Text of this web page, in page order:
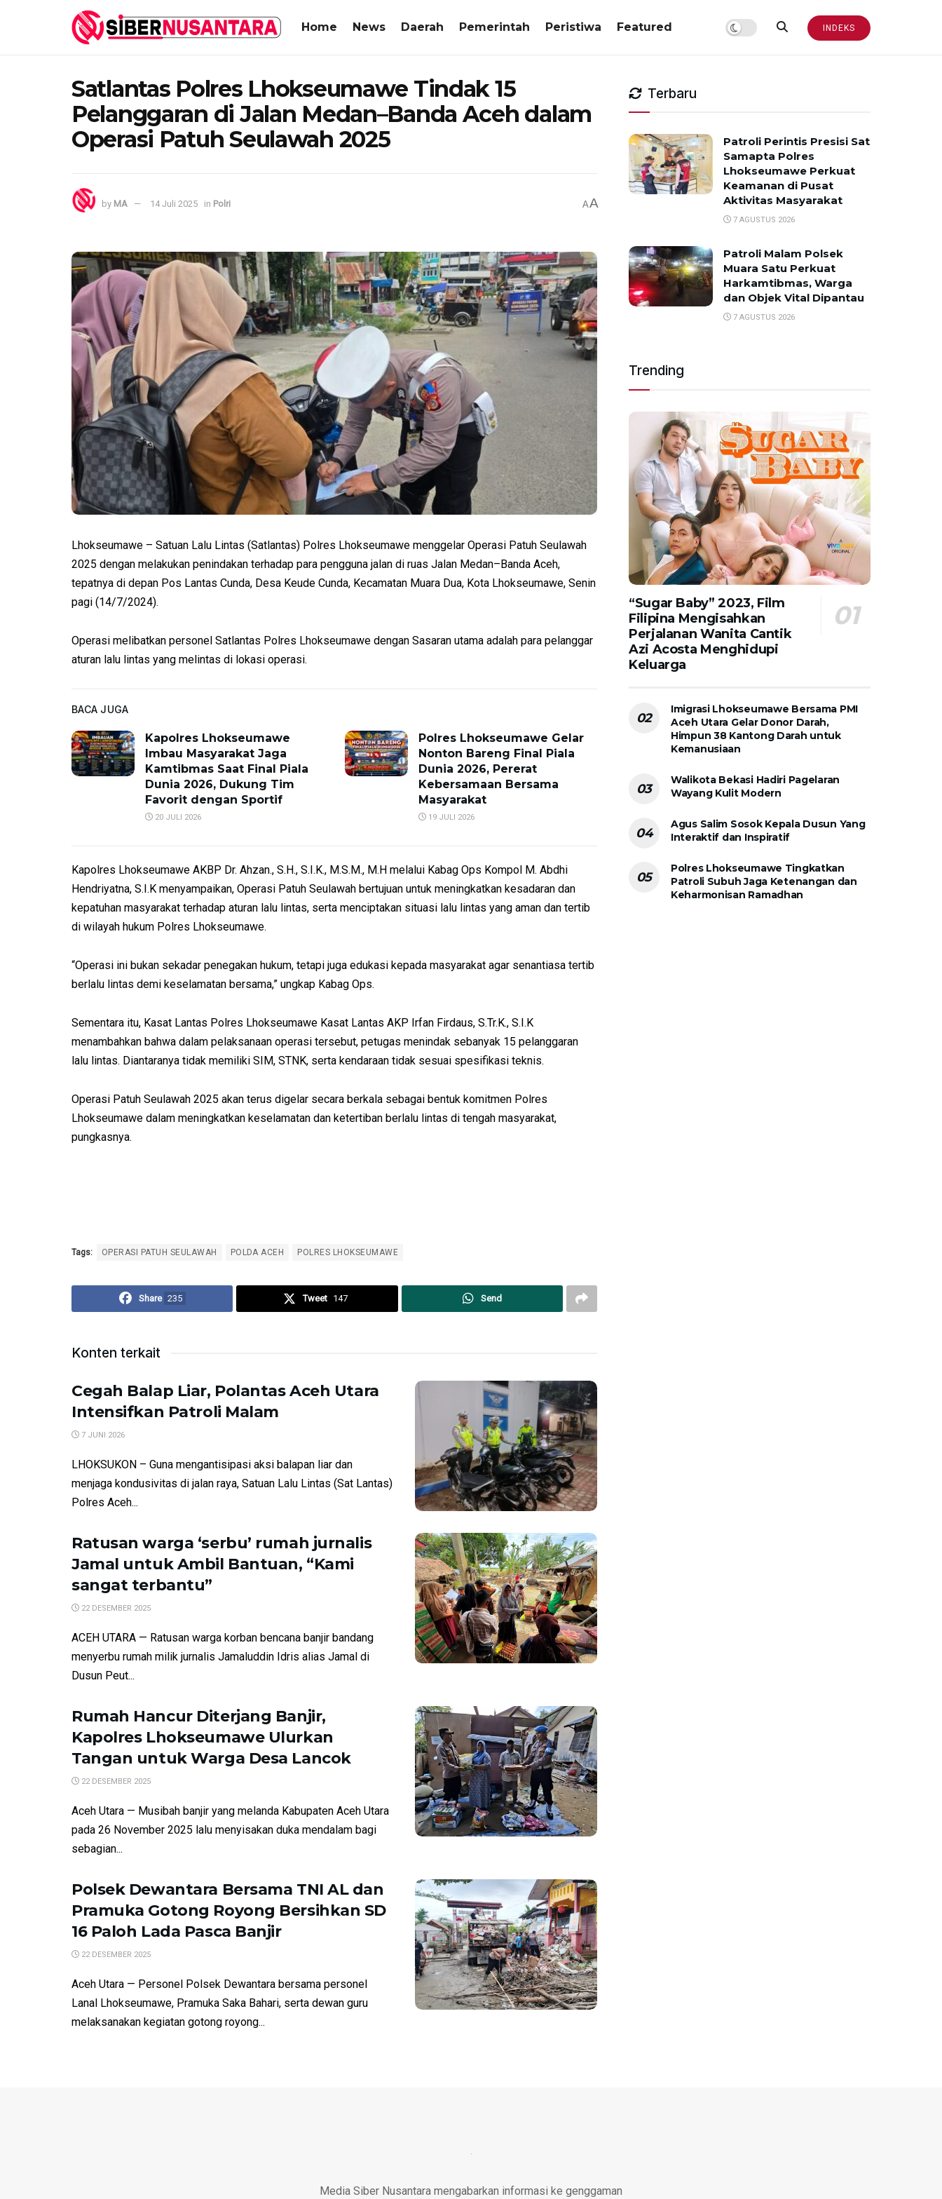
Home News Daerah Pemerintah Peristiwa Featured INDEKS
Satlantas Polres Lhokseumawe Tindak 15
Pelanggaran di Jalan Medan–Banda Aceh dalam
Operasi Patuh Seulawah 2025
by MA 14 Juli 2025 in Polri AA
Lhokseumawe – Satuan Lalu Lintas (Satlantas) Polres Lhokseumawe menggelar Operasi Patuh Seulawah
2025 dengan melakukan penindakan terhadap para pengguna jalan di ruas Jalan Medan–Banda Aceh,
tepatnya di depan Pos Lantas Cunda, Desa Keude Cunda, Kecamatan Muara Dua, Kota Lhokseumawe, Senin
pagi (14/7/2024).
Operasi melibatkan personel Satlantas Polres Lhokseumawe dengan Sasaran utama adalah para pelanggar
aturan lalu lintas yang melintas di lokasi operasi.
BACA JUGA
Kapolres Lhokseumawe
Imbau Masyarakat Jaga
Kamtibmas Saat Final Piala
Dunia 2026, Dukung Tim
Favorit dengan Sportif
20 JULI 2026
Polres Lhokseumawe Gelar
Nonton Bareng Final Piala
Dunia 2026, Pererat
Kebersamaan Bersama
Masyarakat
19 JULI 2026
Kapolres Lhokseumawe AKBP Dr. Ahzan., S.H., S.I.K., M.S.M., M.H melalui Kabag Ops Kompol M. Abdhi
Hendriyatna, S.I.K menyampaikan, Operasi Patuh Seulawah bertujuan untuk meningkatkan kesadaran dan
kepatuhan masyarakat terhadap aturan lalu lintas, serta menciptakan situasi lalu lintas yang aman dan tertib
di wilayah hukum Polres Lhokseumawe.
“Operasi ini bukan sekadar penegakan hukum, tetapi juga edukasi kepada masyarakat agar senantiasa tertib
berlalu lintas demi keselamatan bersama,” ungkap Kabag Ops.
Sementara itu, Kasat Lantas Polres Lhokseumawe Kasat Lantas AKP Irfan Firdaus, S.Tr.K., S.I.K
menambahkan bahwa dalam pelaksanaan operasi tersebut, petugas menindak sebanyak 15 pelanggaran
lalu lintas. Diantaranya tidak memiliki SIM, STNK, serta kendaraan tidak sesuai spesifikasi teknis.
Operasi Patuh Seulawah 2025 akan terus digelar secara berkala sebagai bentuk komitmen Polres
Lhokseumawe dalam meningkatkan keselamatan dan ketertiban berlalu lintas di tengah masyarakat,
pungkasnya.
Tags: OPERASI PATUH SEULAWAH POLDA ACEH POLRES LHOKSEUMAWE
Share 235 Tweet 147 Send
Konten terkait
Cegah Balap Liar, Polantas Aceh Utara
Intensifkan Patroli Malam
7 JUNI 2026
​LHOKSUKON – Guna mengantisipasi aksi balapan liar dan
menjaga kondusivitas di jalan raya, Satuan Lalu Lintas (Sat Lantas)
Polres Aceh...
Ratusan warga ‘serbu’ rumah jurnalis
Jamal untuk Ambil Bantuan, “Kami
sangat terbantu”
22 DESEMBER 2025
ACEH UTARA — Ratusan warga korban bencana banjir bandang
menyerbu rumah milik jurnalis Jamaluddin Idris alias Jamal di
Dusun Peut...
Rumah Hancur Diterjang Banjir,
Kapolres Lhokseumawe Ulurkan
Tangan untuk Warga Desa Lancok
22 DESEMBER 2025
Aceh Utara — Musibah banjir yang melanda Kabupaten Aceh Utara
pada 26 November 2025 lalu menyisakan duka mendalam bagi
sebagian...
Polsek Dewantara Bersama TNI AL dan
Pramuka Gotong Royong Bersihkan SD
16 Paloh Lada Pasca Banjir
22 DESEMBER 2025
Aceh Utara — Personel Polsek Dewantara bersama personel
Lanal Lhokseumawe, Pramuka Saka Bahari, serta dewan guru
melaksanakan kegiatan gotong royong...
Terbaru
Patroli Perintis Presisi Sat
Samapta Polres
Lhokseumawe Perkuat
Keamanan di Pusat
Aktivitas Masyarakat
7 AGUSTUS 2026
Patroli Malam Polsek
Muara Satu Perkuat
Harkamtibmas, Warga
dan Objek Vital Dipantau
7 AGUSTUS 2026
Trending
“Sugar Baby” 2023, Film
Filipina Mengisahkan
Perjalanan Wanita Cantik
Azi Acosta Menghidupi
Keluarga
Imigrasi Lhokseumawe Bersama PMI
Aceh Utara Gelar Donor Darah,
Himpun 38 Kantong Darah untuk
Kemanusiaan
Walikota Bekasi Hadiri Pagelaran
Wayang Kulit Modern
Agus Salim Sosok Kepala Dusun Yang
Interaktif dan Inspiratif
Polres Lhokseumawe Tingkatkan
Patroli Subuh Jaga Ketenangan dan
Keharmonisan Ramadhan
Media Siber Nusantara mengabarkan informasi ke genggaman